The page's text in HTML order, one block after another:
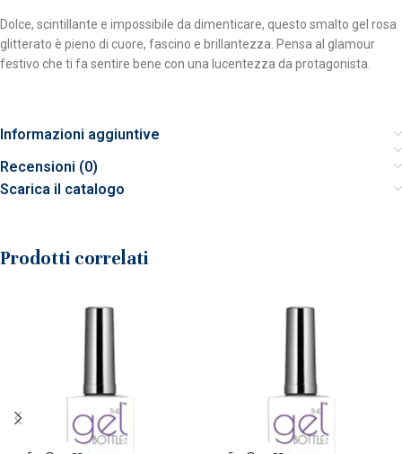
Dolce, scintillante e impossibile da dimenticare, questo smalto gel rosa
glitterato è pieno di cuore, fascino e brillantezza. Pensa al glamour
festivo che ti fa sentire bene con una lucentezza da protagonista.
Informazioni aggiuntive
Recensioni (0)
Scarica il catalogo
Prodotti correlati